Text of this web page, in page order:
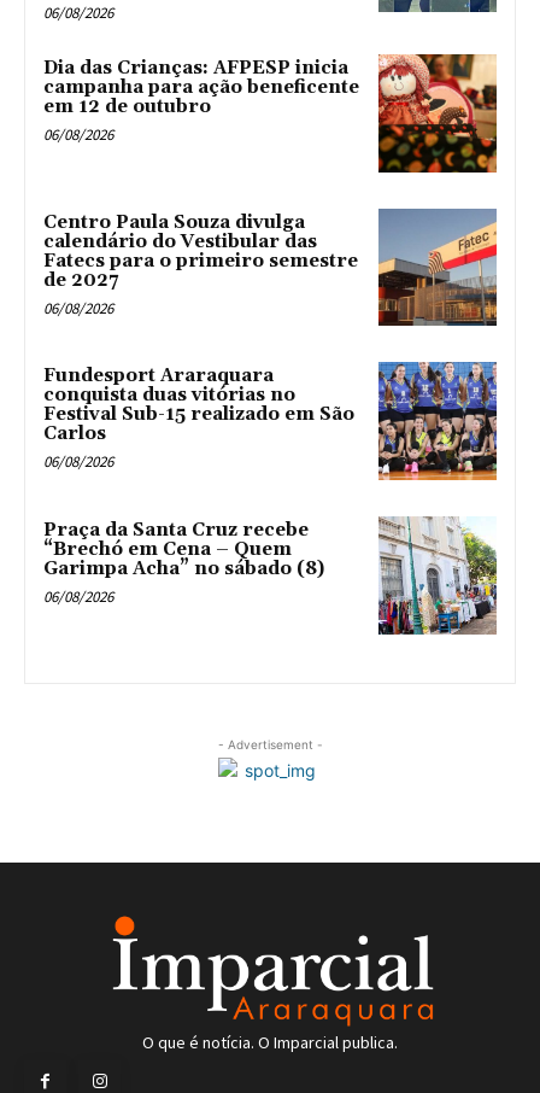
06/08/2026
Dia das Crianças: AFPESP inicia
campanha para ação beneficente
em 12 de outubro
06/08/2026
Centro Paula Souza divulga
calendário do Vestibular das
Fatecs para o primeiro semestre
de 2027
06/08/2026
Fundesport Araraquara
conquista duas vitórias no
Festival Sub-15 realizado em São
Carlos
06/08/2026
Praça da Santa Cruz recebe
“Brechó em Cena – Quem
Garimpa Acha” no sábado (8)
06/08/2026
- Advertisement -
O que é notícia. O Imparcial publica.